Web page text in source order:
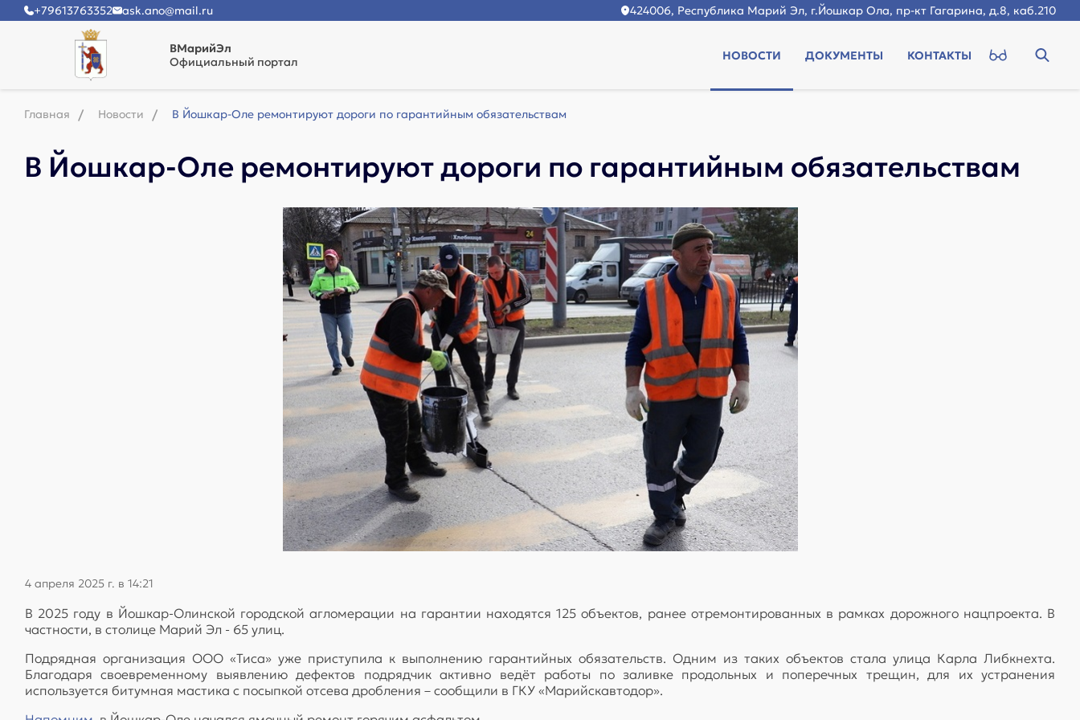
+79613763352 ask.ano@mail.ru 424006, Республика Марий Эл, г.Йошкар Ола, пр-кт Гагарина, д.8, каб.210
ВМарийЭл
Официальный портал
НОВОСТИ ДОКУМЕНТЫ КОНТАКТЫ
Главная Новости В Йошкар-Оле ремонтируют дороги по гарантийным обязательствам
В Йошкар-Оле ремонтируют дороги по гарантийным обязательствам
4 апреля 2025 г. в 14:21
В 2025 году в Йошкар-Олинской городской агломерации на гарантии находятся 125 объектов, ранее отремонтированных в рамках дорожного нацпроекта. В
частности, в столице Марий Эл - 65 улиц.
Подрядная организация ООО «Тиса» уже приступила к выполнению гарантийных обязательств. Одним из таких объектов стала улица Карла Либкнехта.
Благодаря своевременному выявлению дефектов подрядчик активно ведёт работы по заливке продольных и поперечных трещин, для их устранения
используется битумная мастика с посыпкой отсева дробления – сообщили в ГКУ «Марийскавтодор».